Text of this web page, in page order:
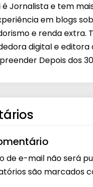
Jornalista e tem
em blogs
e renda extra.
digital e editora
Depois dos
de e-mail não será
são marcados